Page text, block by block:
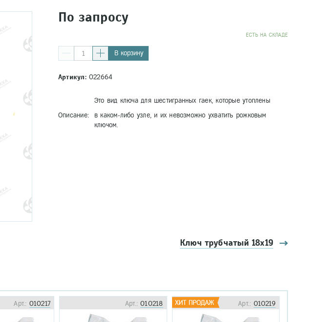
По запросу
EСТЬ НА СКЛАДЕ
В корзину
Артикул:022664
Описание:
Это вид ключа для шестигранных гаек, которые утоплены
в каком-либо узле, и их невозможно ухватить рожковым
ключом.
Ключ трубчатый 18х19
Арт.: 010217 Арт.:010218 Арт.: 010219